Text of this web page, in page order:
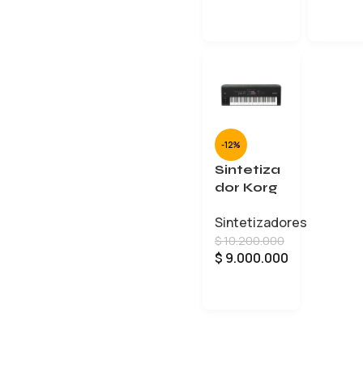
-12%
Sintetiza
dor Korg
61
Sintetizadores
$10.200.000
$ 9.000.000